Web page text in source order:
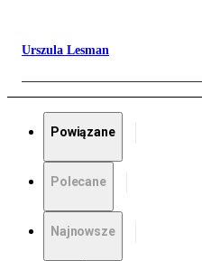
Urszula Lesman
Powiązane
Polecane
Najnowsze